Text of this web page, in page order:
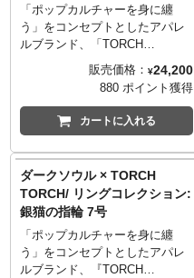
──────────────────
■マテリアル
シルバー925／スワロフスキー
TORCH TORCH OFFICIAL
http://www.torchtorch.jp
TORCH TORCHのコダワリを
monoマガジンでご紹介いただき
ます。強い摩擦を加えると、表
面の色味が抜ける場合がござい
ます。
的に荒い仕上げや傷を施してお
※国内の職人によってハンドメ
イドで作られているため、ひと
に異なります。
──────────────────
■サイズ
7号/円周47.1mm
──────────────────
■マテリアル
シルバー925／スワロフスキー
経たマット仕上げの上から、さ
らに燻しを加えることでアンテ
ィーク感を追求。『ダークソウ
ル』の空気や情緒を感じられる
ように細心の注意を払った自信
の一品です。シルバー925による
独特の、身に着けるほどに生じ
るくすみや黒ずみといった味わ
※世界観を再現するため、意図
的に荒い仕上げや傷を施してお
ります。
※ハンドメイドで作られている
ため、ひとつひとつの色合いや
表情が微妙に異なります。
──────────────────
「ポップカルチャーを身に纏
う」をコンセプトとしたアパレ
ルブランド、「TORCH
TORCH（トーチトーチ）」。
『ダークソウルII』『ダークソウ
ルIII』に登場する、大ダメージ
を負うような高所も楽々と飛び
降りられるようになる重要な装
化をおこない、日常で着用可能
な高級感漂うリングに仕上げま
した。手磨きによる特殊な工程
を経たマット仕上げの上から、
さらに燻しを加えることでアン
ティーク感を追求。『ダークソ
販売価格： ¥24,200
880 ポイント獲得
カートに入れる
ダークソウル × TORCH
TORCH/ リングコレクション:
銀猫の指輪 7号
「ポップカルチャーを身に纏
う」をコンセプトとしたアパレ
ルブランド、『TORCH